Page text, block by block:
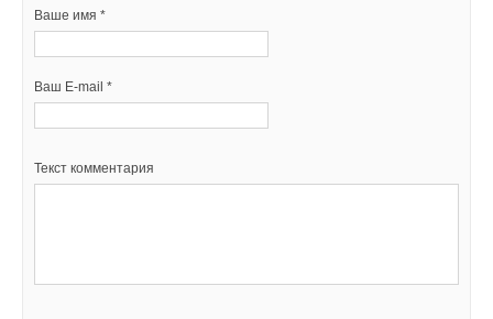
Ваше имя *
Ваш E-mail *
Текст комментария